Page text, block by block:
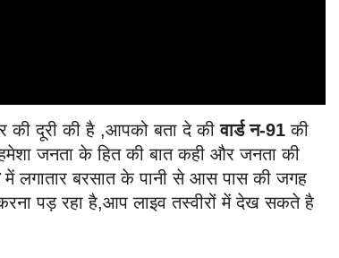
की दूरी की है ,आपको बता दे कीवार्ड न-91 की
जनता के हित की बात कही और जनता की
में लगातार बरसात के पानी से आस पास की जगह
पड़ रहा है,आप लाइव तस्वीरों में देख सकते है